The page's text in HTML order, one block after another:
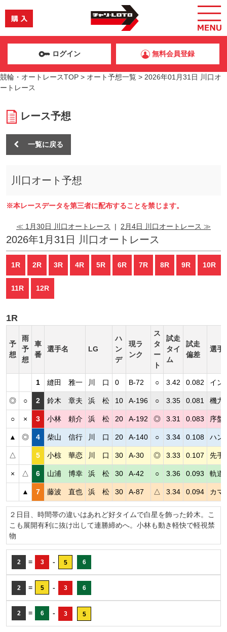
ログイン 無料会員登録
競輪・オートレースTOP > オート予想一覧 > 2026年01月31日 川口オ
ートレース
レース予想
一覧に戻る
川口オート予想
※本レースデータを第三者に配布することを禁じます。
≪ 1月30日 川口オートレース | 2月4日 川口オートレース ≫
2026年1月31日 川口オートレース
1R 2R 3R 4R 5R 6R 7R 8R 9R 10R
11R 12R
1R
予
想
雨
予
想
車
番
選手名 LG
ハ
ン
デ
現ラ
ンク
ス
タ
ー
ト
試走
タイ
ム
試走
偏差
選手
1 縫田 雅一 川 口 0 B-72 ○ 3.42 0.082 イン
◎ ○ 2 鈴木 章夫 浜 松 10 A-196 ○ 3.35 0.081 機力
○ × 3 小林 頼介 浜 松 20 A-192 ◎ 3.31 0.083 序盤
▲ ◎ 4 柴山 信行 川 口 20 A-140 ○ 3.34 0.108 ハン
△ 5 小椋 華恋 川 口 30 A-30 ◎ 3.33 0.107 先手
× △ 6 山浦 博幸 浜 松 30 A-42 ○ 3.36 0.093 軌道
▲ 7 藤波 直也 浜 松 30 A-87 △ 3.34 0.094 カマ
２日目、時間帯の違いはあれど好タイムで白星を飾った鈴木。こ
こも展開有利に抜け出して連勝締めへ。小林も動き軽快で軽視禁
物
2 = 3 - 5 6
2 = 5 - 3 6
2 = 6 - 3 5